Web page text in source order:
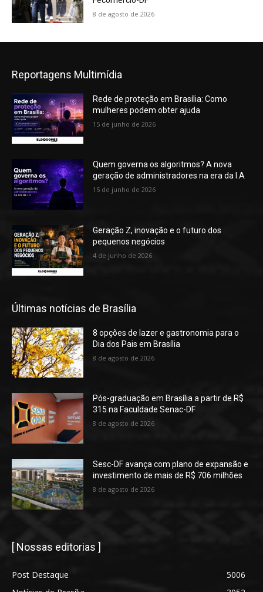
8 de agosto de 2026
Reportagens Multimídia
Rede de proteção em Brasília: Como
mulheres podem obter ajuda
15 de junho de 2026
Quem governa os algoritmos? A nova
geração de administradores na era da I.A
15 de junho de 2026
Geração Z, inovação e o futuro dos
pequenos negócios
4 de junho de 2026
Últimas notícias de Brasília
8 opções de lazer e gastronomia para o
Dia dos Pais em Brasília
8 de agosto de 2026
Pós-graduação em Brasília a partir de R$
315 na Faculdade Senac-DF
8 de agosto de 2026
Sesc-DF avança com plano de expansão e
investimento de mais de R$ 706 milhões
8 de agosto de 2026
[ Nossas editorias ]
Post Destaque
5006